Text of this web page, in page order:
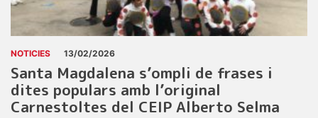
NOTICIES 13/02/2026
Santa Magdalena s’ompli de frases i
dites populars amb l’original
Carnestoltes del CEIP Alberto Selma